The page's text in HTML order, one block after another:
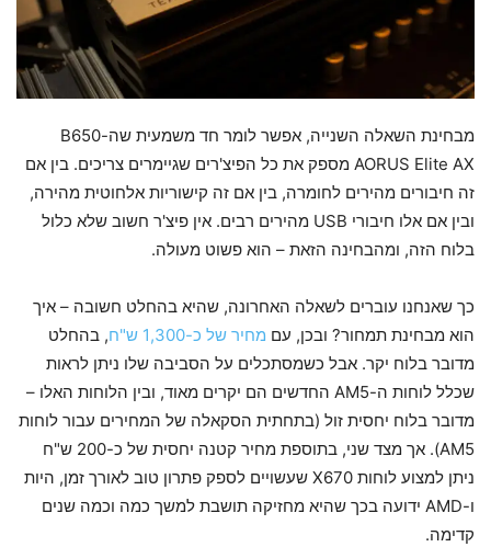
מבחינת השאלה השנייה, אפשר לומר חד משמעית שה-B650
AORUS Elite AX מספק את כל הפיצ'רים שגיימרים צריכים. בין אם
זה חיבורים מהירים לחומרה, בין אם זה קישוריות אלחוטית מהירה,
ובין אם אלו חיבורי USB מהירים רבים. אין פיצ'ר חשוב שלא כלול
בלוח הזה, ומהבחינה הזאת – הוא פשוט מעולה.
כך שאנחנו עוברים לשאלה האחרונה, שהיא בהחלט חשובה – איך
הוא מבחינת תמחור? ובכן, עם מחיר של כ-1,300 ש"ח
, בהחלט
מדובר בלוח יקר. אבל כשמסתכלים על הסביבה שלו ניתן לראות
שכלל לוחות ה-AM5 החדשים הם יקרים מאוד, ובין הלוחות האלו –
מדובר בלוח יחסית זול (בתחתית הסקאלה של המחירים עבור לוחות
AM5). אך מצד שני, בתוספת מחיר קטנה יחסית של כ-200 ש"ח
ניתן למצוע לוחות X670 שעשויים לספק פתרון טוב לאורך זמן, היות
ו-AMD ידועה בכך שהיא מחזיקה תושבת למשך כמה וכמה שנים
קדימה.